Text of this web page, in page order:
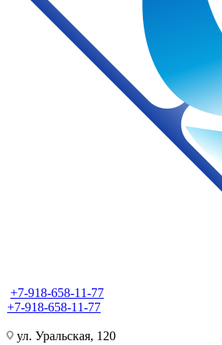
+7-918-658-11-77
+7-918-658-11-77
ул. Уральская, 120